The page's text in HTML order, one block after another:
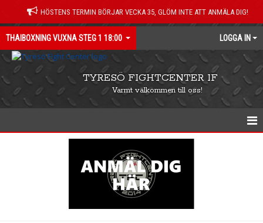
HÖSTENS TERMIN BÖRJAR VECKA 35, GLÖM INTE ATT ANMÄLA DIG!
THAIBOXNING VUXNA STEG 1 18:00 LOGGA IN
TYRESÖ FIGHTCENTER IF
Varmt välkommen till oss!